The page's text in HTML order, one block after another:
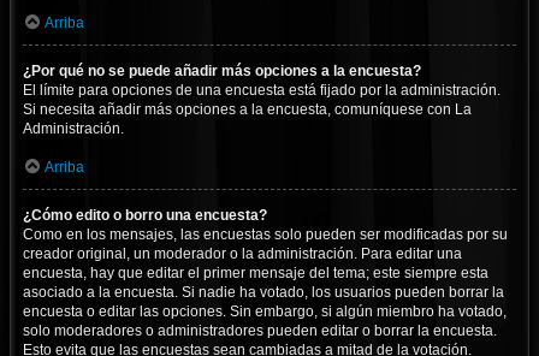
Arriba
¿Por qué no se puede añadir más opciones a la encuesta?
El límite para opciones de una encuesta está fijado por la administración.
Si necesita añadir más opciones a la encuesta, comuníquese con La
Administración.
Arriba
¿Cómo edito o borro una encuesta?
Como en los mensajes, las encuestas solo pueden ser modificadas por su
creador original, un moderador o la administración. Para editar una
encuesta, hay que editar el primer mensaje del tema; este siempre esta
asociado a la encuesta. Si nadie ha votado, los usuarios pueden borrar la
encuesta o editar las opciones. Sin embargo, si algún miembro ha votado,
solo moderadores o administradores pueden editar o borrar la encuesta.
Esto evita que las encuestas sean cambiadas a mitad de la votación.